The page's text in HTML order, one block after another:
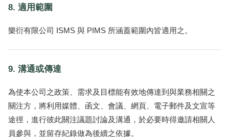
8. 適用範圍
樂衍有限公司 ISMS 與 PIMS 所涵蓋範圍內皆適用之。
9. 溝通或傳達
為使本公司之政策、需求及目標能有效地傳達到與業務相關之
關注方，將利用媒體、函文、會議、網頁、電子郵件及文宣等
途徑，進行彼此關注議題討論及溝通，於必要時得邀請相關人
員參與，並留存紀錄做為後續之依據。